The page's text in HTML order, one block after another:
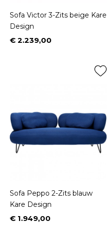
Sofa Victor 3-Zits beige Kare
Design
Prijs
€ 2.239,00
Sofa Peppo 2-Zits blauw
Kare Design
Prijs
€ 1.949,00